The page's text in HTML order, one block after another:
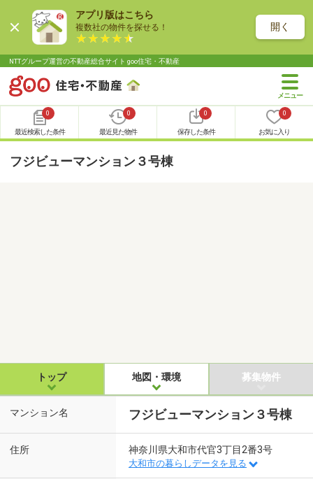
アプリ版はこちら
複数社の物件を探せる！ 開く
NTTグループ運営の不動産総合サイト goo住宅・不動産
0
最近検索した条件
0
最近見た物件
0
保存した条件
0
お気に入り
フジビューマンション３号棟
トップ 地図・環境 募集物件
マンション名 フジビューマンション３号棟
住所 神奈川県大和市代官3丁目2番3号
大和市の暮らしデータを見る